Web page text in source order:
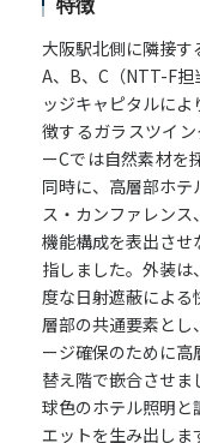
特徴
大阪駅北側に隣接す
A、B、C（NTT-F担
ッジキャピタルに
徴するガラスツイ
ーCでは自然素材を
同時に、高層部ホテ
ス・カンファレンス
機能構成を表出させ
指しました。外装
度な日射遮蔽によ
層部の共通要素とし
ージ確保のために高
替え階で嵌合させ
球色のホテル照明
エットを生み出しま